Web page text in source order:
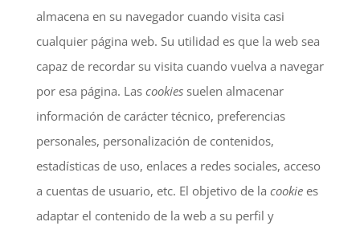
almacena en su navegador cuando visita casi
cualquier página web. Su utilidad es que la web sea
capaz de recordar su visita cuando vuelva a navegar
por esa página. Las cookiessuelen almacenar
información de carácter técnico, preferencias
personales, personalización de contenidos,
estadísticas de uso, enlaces a redes sociales, acceso
a cuentas de usuario, etc. El objetivo de la cookiees
adaptar el contenido de la web a su perfil y